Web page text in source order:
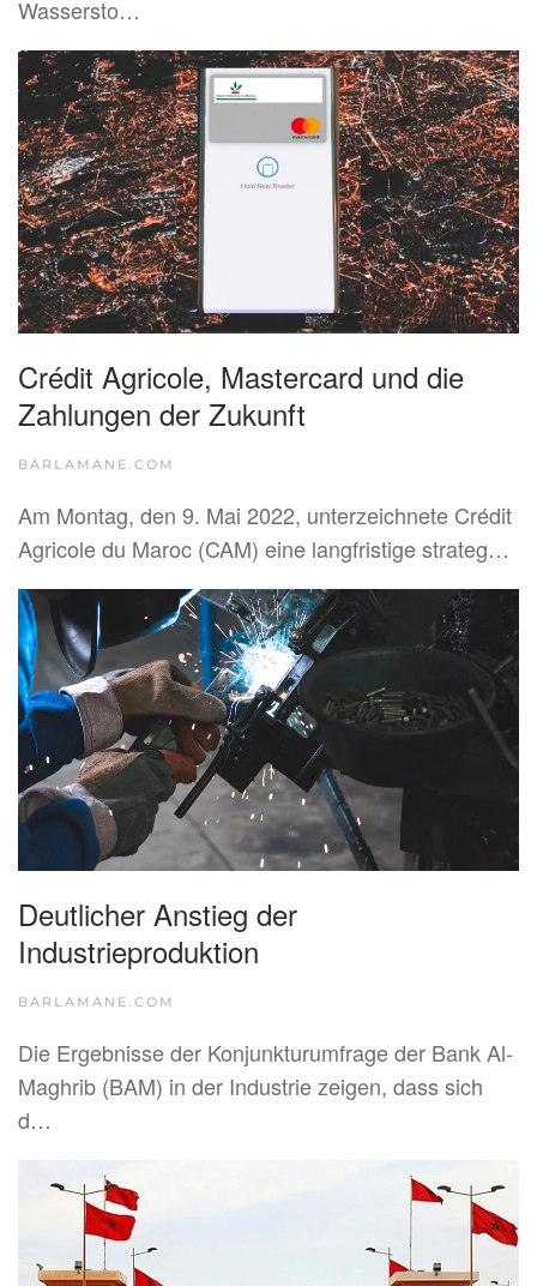
Wassersto…
Crédit Agricole, Mastercard und die
Zahlungen der Zukunft
BARLAMANE.COM
Am Montag, den 9. Mai 2022, unterzeichnete Crédit
Agricole du Maroc (CAM) eine langfristige strateg…
Deutlicher Anstieg der
Industrieproduktion
BARLAMANE.COM
Die Ergebnisse der Konjunkturumfrage der Bank Al-
Maghrib (BAM) in der Industrie zeigen, dass sich
d…